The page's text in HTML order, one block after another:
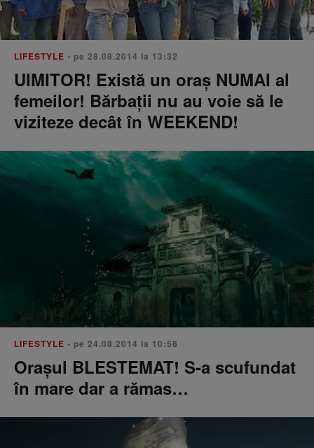
LIFESTYLE • pe 28.08.2014 la 13:32
UIMITOR! Există un oraș NUMAI al
femeilor! Bărbații nu au voie să le
viziteze decât în WEEKEND!
LIFESTYLE • pe 24.08.2014 la 10:58
Orașul BLESTEMAT! S-a scufundat
în mare dar a rămas…